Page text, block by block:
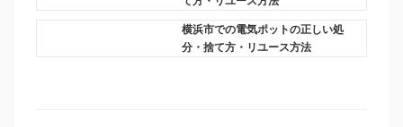
横浜市での電気ポットの正しい処
分・捨て方・リユース方法